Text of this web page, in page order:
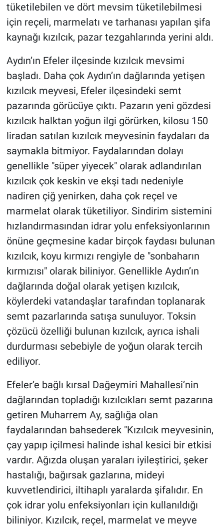
tüketilebilen ve dört mevsim tüketilebilmesi
için reçeli, marmelatı ve tarhanası yapılan şifa
kaynağı kızılcık, pazar tezgahlarında yerini aldı.
Aydın’ın Efeler ilçesinde kızılcık mevsimi
başladı. Daha çok Aydın’ın dağlarında yetişen
kızılcık meyvesi, Efeler ilçesindeki semt
pazarında görücüye çıktı. Pazarın yeni gözdesi
kızılcık halktan yoğun ilgi görürken, kilosu 150
liradan satılan kızılcık meyvesinin faydaları da
saymakla bitmiyor. Faydalarından dolayı
genellikle "süper yiyecek" olarak adlandırılan
kızılcık çok keskin ve ekşi tadı nedeniyle
nadiren çiğ yenirken, daha çok reçel ve
marmelat olarak tüketiliyor. Sindirim sistemini
hızlandırmasından idrar yolu enfeksiyonlarının
önüne geçmesine kadar birçok faydası bulunan
kızılcık, koyu kırmızı rengiyle de "sonbaharın
kırmızısı" olarak biliniyor. Genellikle Aydın’ın
dağlarında doğal olarak yetişen kızılcık,
köylerdeki vatandaşlar tarafından toplanarak
semt pazarlarında satışa sunuluyor. Toksin
çözücü özelliği bulunan kızılcık, ayrıca ishali
durdurması sebebiyle de yoğun olarak tercih
ediliyor.
Efeler’e bağlı kırsal Dağeymiri Mahallesi’nin
dağlarından topladığı kızılcıkları semt pazarına
getiren Muharrem Ay, sağlığa olan
faydalarından bahsederek "Kızılcık meyvesinin,
çay yapıp içilmesi halinde ishal kesici bir etkisi
vardır. Ağızda oluşan yaraları iyileştirici, şeker
hastalığı, bağırsak gazlarına, mideyi
kuvvetlendirici, iltihaplı yaralarda şifalıdır. En
çok idrar yolu enfeksiyonları için kullanıldığı
biliniyor. Kızılcık, reçel, marmelat ve meyve